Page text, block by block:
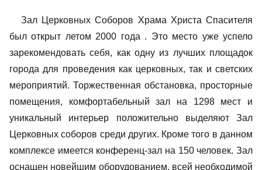
Зал Церковных Соборов Храма Христа Спасителя
был открыт летом 2000 года . Это место уже успело
зарекомендовать себя, как одну из лучших площадок
города для проведения как церковных, так и светских
мероприятий. Торжественная обстановка, просторные
помещения, комфортабельный зал на 1298 мест и
уникальный интерьер положительно выделяют Зал
Церковных соборов среди других. Кроме того в данном
комплексе имеется конференц-зал на 150 человек. Зал
оснащен новейшим оборудованием, всей необходимой